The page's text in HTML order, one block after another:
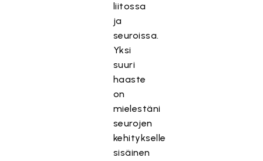
liitossa
ja
seuroissa.
Yksi
suuri
haaste
on
mielestäni
seurojen
kehitykselle
sisäinen